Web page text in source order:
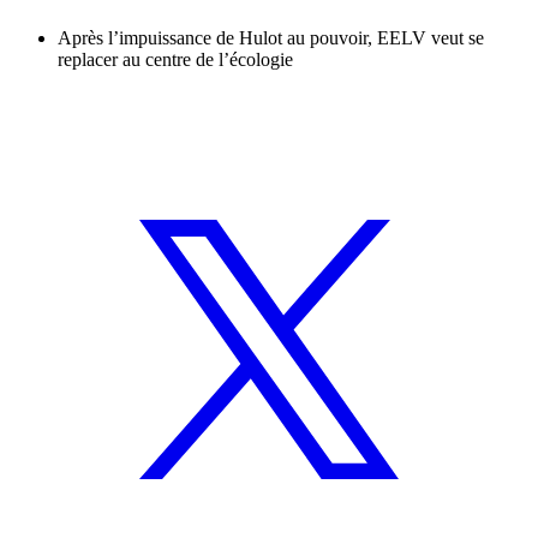
Après l’impuissance de Hulot au pouvoir, EELV veut se
replacer au centre de l’écologie